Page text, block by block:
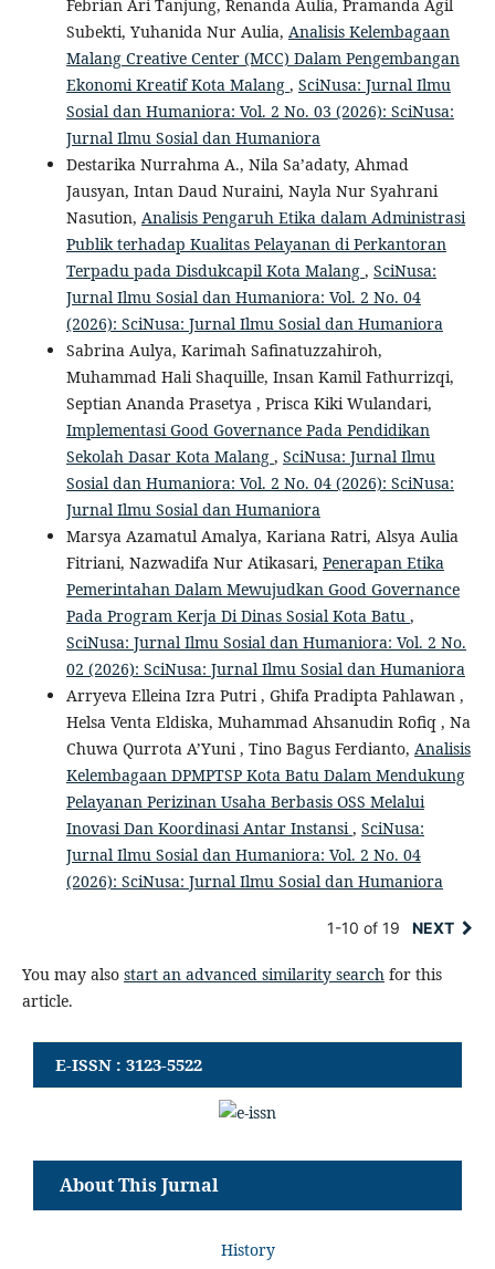
Febrian Ari Tanjung, Renanda Aulia, Pramanda Agil
Subekti, Yuhanida Nur Aulia, Analisis Kelembagaan
Malang Creative Center (MCC) Dalam Pengembangan
Ekonomi Kreatif Kota Malang , SciNusa: Jurnal Ilmu
Sosial dan Humaniora: Vol. 2 No. 03 (2026): SciNusa:
Jurnal Ilmu Sosial dan Humaniora
Destarika Nurrahma A., Nila Sa’adaty, Ahmad
Jausyan, Intan Daud Nuraini, Nayla Nur Syahrani
Nasution, Analisis Pengaruh Etika dalam Administrasi
Publik terhadap Kualitas Pelayanan di Perkantoran
Terpadu pada Disdukcapil Kota Malang , SciNusa:
Jurnal Ilmu Sosial dan Humaniora: Vol. 2 No. 04
(2026): SciNusa: Jurnal Ilmu Sosial dan Humaniora
Sabrina Aulya, Karimah Safinatuzzahiroh,
Muhammad Hali Shaquille, Insan Kamil Fathurrizqi,
Septian Ananda Prasetya , Prisca Kiki Wulandari,
Implementasi Good Governance Pada Pendidikan
Sekolah Dasar Kota Malang , SciNusa: Jurnal Ilmu
Sosial dan Humaniora: Vol. 2 No. 04 (2026): SciNusa:
Jurnal Ilmu Sosial dan Humaniora
Marsya Azamatul Amalya, Kariana Ratri, Alsya Aulia
Fitriani, Nazwadifa Nur Atikasari, Penerapan Etika
Pemerintahan Dalam Mewujudkan Good Governance
Pada Program Kerja Di Dinas Sosial Kota Batu ,
SciNusa: Jurnal Ilmu Sosial dan Humaniora: Vol. 2 No.
02 (2026): SciNusa: Jurnal Ilmu Sosial dan Humaniora
Arryeva Elleina Izra Putri , Ghifa Pradipta Pahlawan ,
Helsa Venta Eldiska, Muhammad Ahsanudin Rofiq , Na
Chuwa Qurrota A’Yuni , Tino Bagus Ferdianto, Analisis
Kelembagaan DPMPTSP Kota Batu Dalam Mendukung
Pelayanan Perizinan Usaha Berbasis OSS Melalui
Inovasi Dan Koordinasi Antar Instansi, SciNusa:
Jurnal Ilmu Sosial dan Humaniora: Vol. 2 No. 04
(2026): SciNusa: Jurnal Ilmu Sosial dan Humaniora
1-10 of 19 NEXT
You may also start an advanced similarity searchfor this
article.
E-ISSN : 3123-5522
About This Jurnal
History